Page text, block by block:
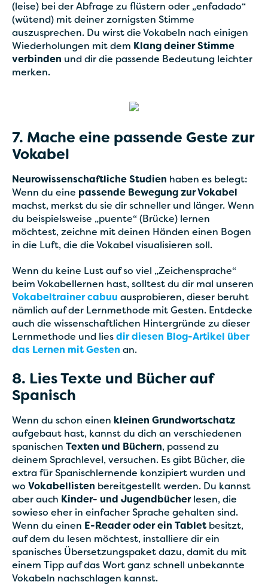
(leise) bei der Abfrage zu flüstern oder „enfadado“
(wütend) mit deiner zornigsten Stimme
auszusprechen. Du wirst die Vokabeln nach einigen
Wiederholungen mit dem Klang deiner Stimme
verbinden und dir die passende Bedeutung leichter
merken.
7. Mache eine passende Geste zur
Vokabel
Neurowissenschaftliche Studien haben es belegt:
Wenn du eine passende Bewegung zur Vokabel
machst, merkst du sie dir schneller und länger. Wenn
du beispielsweise „puente“ (Brücke) lernen
möchtest, zeichne mit deinen Händen einen Bogen
in die Luft, die die Vokabel visualisieren soll.
Wenn du keine Lust auf so viel „Zeichensprache“
beim Vokabellernen hast, solltest du dir mal unseren
Vokabeltrainer cabuu ausprobieren, dieser beruht
nämlich auf der Lernmethode mit Gesten. Entdecke
auch die wissenschaftlichen Hintergründe zu dieser
Lernmethode und lies dir diesen Blog-Artikel über
das Lernen mit Gesten an.
8. Lies Texte und Bücher auf
Spanisch
Wenn du schon einen kleinen Grundwortschatz
aufgebaut hast, kannst du dich an verschiedenen
spanischen Texten und Büchern, passend zu
deinem Sprachlevel, versuchen. Es gibt Bücher, die
extra für Spanischlernende konzipiert wurden und
wo Vokabellisten bereitgestellt werden. Du kannst
aber auch Kinder- und Jugendbücher lesen, die
sowieso eher in einfacher Sprache gehalten sind.
Wenn du einen E-Reader oder ein Tablet besitzt,
auf dem du lesen möchtest, installiere dir ein
spanisches Übersetzungspaket dazu, damit du mit
einem Tipp auf das Wort ganz schnell unbekannte
Vokabeln nachschlagen kannst.